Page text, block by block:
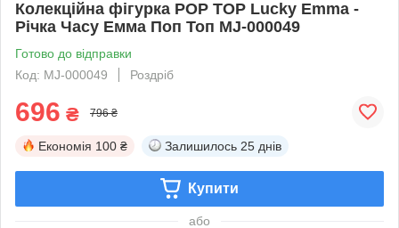
Колекційна фігурка POP TOP Lucky Emma -
Річка Часу Емма Поп Топ MJ-000049
Готово до відправки
Код: MJ-000049
Роздріб
696 ₴ 796 ₴
Економія 100 ₴ Залишилось 25 днів
Купити
або